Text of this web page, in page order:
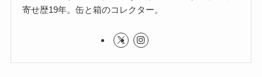
寄せ歴19年。缶と箱のコレクター。